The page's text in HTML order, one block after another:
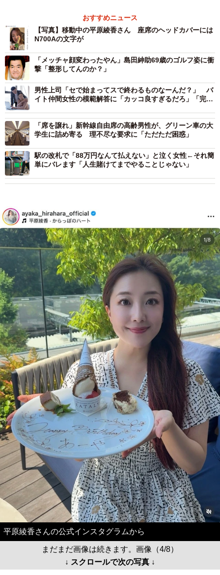
おすすめニュース
【写真】移動中の平原綾香さん 座席のヘッドカバーには
N700Aの文字が
「メッチャ顔変わったやん」島田紳助69歳のゴルフ姿に衝
撃「整形してんのか？」
男性上司「セで始まってスで終わるものなーんだ？」 バ
イト仲間女性の模範解答に「カッコ良すぎるだろ」「完璧
「席を譲れ」新幹線自由席の高齢男性が、グリーン車の大
学生に詰め寄る 理不尽な要求に「ただただ困惑」
駅の改札で「88万円なんて払えない」と泣く女性←それ簡
単にバレます「人生賭けてまでやることじゃない」
平原綾香さんの公式インスタグラムから
まだまだ画像は続きます。画像（4/8）
↓ スクロールで次の写真 ↓